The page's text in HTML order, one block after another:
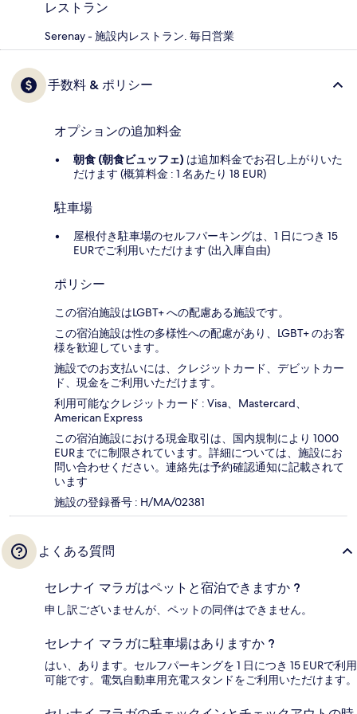
レストラン
Serenay - 施設内レストラン. 毎日営業
手数料 & ポリシー
オプションの追加料金
朝食 (朝食ビュッフェ) は追加料金でお召し上がりいた
だけます (概算料金 : 1 名あたり 18 EUR)
駐車場
屋根付き駐車場のセルフパーキングは、1 日につき 15
EURでご利用いただけます (出入庫自由)
ポリシー
この宿泊施設はLGBT+ への配慮ある施設です。
この宿泊施設は性の多様性への配慮があり、LGBT+ のお客
様を歓迎しています。
施設でのお支払いには、クレジットカード、デビットカー
ド、現金をご利用いただけます。
利用可能なクレジットカード : Visa、Mastercard、
American Express
この宿泊施設における現金取引は、国内規制により 1000
EURまでに制限されています。詳細については、施設にお
問い合わせください。連絡先は予約確認通知に記載されて
います
施設の登録番号 : H/MA/02381
よくある質問
セレナイ マラガはペットと宿泊できますか ?
申し訳ございませんが、ペットの同伴はできません。
セレナイ マラガに駐車場はありますか ?
はい、あります。セルフパーキングを 1 日につき 15 EURで利用
可能です。電気自動車用充電スタンドをご利用いただけます。